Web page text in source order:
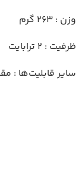
وزن : ۲۶۳ گرم
ظرفیت : 2 ترابایت
سایر قابلیت‌ها :